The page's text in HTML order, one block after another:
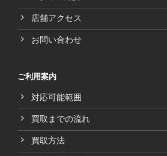
店舗アクセス
お問い合わせ
ご利用案内
対応可能範囲
買取までの流れ
買取方法